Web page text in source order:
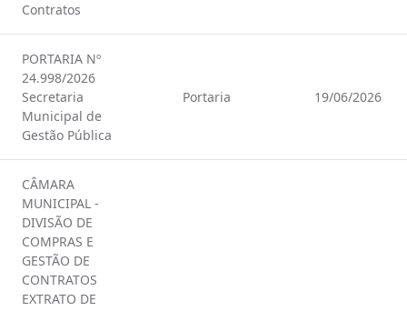
Contratos
PORTARIA Nº
24.998/2026
Secretaria
Municipal de
Gestão Pública
Portaria 19/06/2026
CÂMARA
MUNICIPAL -
DIVISÃO DE
COMPRAS E
GESTÃO DE
CONTRATOS
EXTRATO DE